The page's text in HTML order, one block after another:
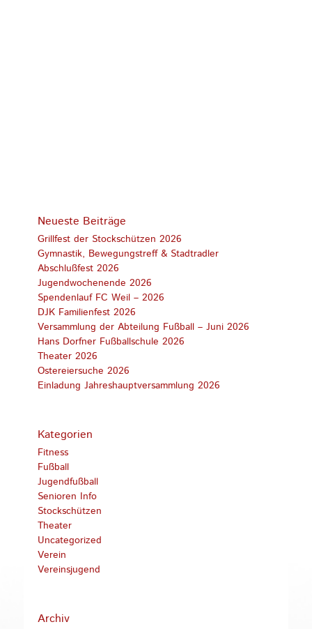
Neueste Beiträge
Grillfest der Stockschützen 2026
Gymnastik, Bewegungstreff & Stadtradler
Abschlußfest 2026
Jugendwochenende 2026
Spendenlauf FC Weil – 2026
DJK Familienfest 2026
Versammlung der Abteilung Fußball – Juni 2026
Hans Dorfner Fußballschule 2026
Theater 2026
Ostereiersuche 2026
Einladung Jahreshauptversammlung 2026
Kategorien
Fitness
Fußball
Jugendfußball
Senioren Info
Stockschützen
Theater
Uncategorized
Verein
Vereinsjugend
Archiv